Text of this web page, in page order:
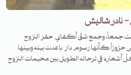
نادر شاليش
جمعاً، وجمع شقّ أكفاني حفر النزوح
حزوزاً كأنها رسوم دار باعدت بينه وبينها
في ترحاله الطويل بين مخيمات النزوح